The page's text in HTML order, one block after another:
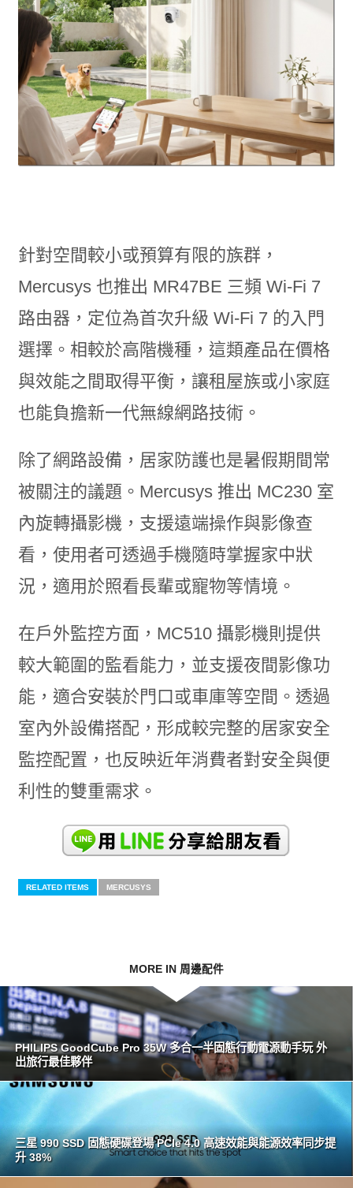
針對空間較小或預算有限的族群，
Mercusys 也推出 MR47BE 三頻 Wi-Fi 7
路由器，定位為首次升級 Wi-Fi 7 的入門
選擇。相較於高階機種，這類產品在價格
與效能之間取得平衡，讓租屋族或小家庭
也能負擔新一代無線網路技術。
除了網路設備，居家防護也是暑假期間常
被關注的議題。Mercusys 推出 MC230 室
內旋轉攝影機，支援遠端操作與影像查
看，使用者可透過手機隨時掌握家中狀
況，適用於照看長輩或寵物等情境。
在戶外監控方面，MC510 攝影機則提供
較大範圍的監看能力，並支援夜間影像功
能，適合安裝於門口或車庫等空間。透過
室內外設備搭配，形成較完整的居家安全
監控配置，也反映近年消費者對安全與便
利性的雙重需求。
RELATED ITEMS MERCUSYS
MORE IN 周邊配件
PHILIPS GoodCube Pro 35W 多合一半固態行動電源動手玩 外
出旅行最佳夥伴
三星 990 SSD 固態硬碟登場 PCIe 4.0 高速效能與能源效率同步提
升 38%